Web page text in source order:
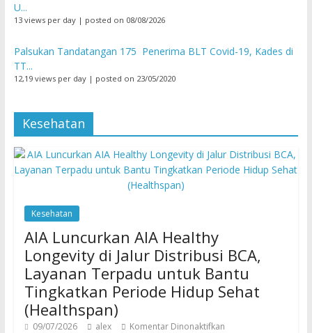
U...
13 views per day| posted on 08/08/2026
Palsukan Tandatangan 175 Penerima BLT Covid-19, Kades di
TT...
12,19 views per day| posted on 23/05/2020
Kesehatan
Kesehatan
AIA Luncurkan AIA Healthy
Longevity di Jalur Distribusi BCA,
Layanan Terpadu untuk Bantu
Tingkatkan Periode Hidup Sehat
(Healthspan)
09/07/2026 alex Komentar Dinonaktifkan